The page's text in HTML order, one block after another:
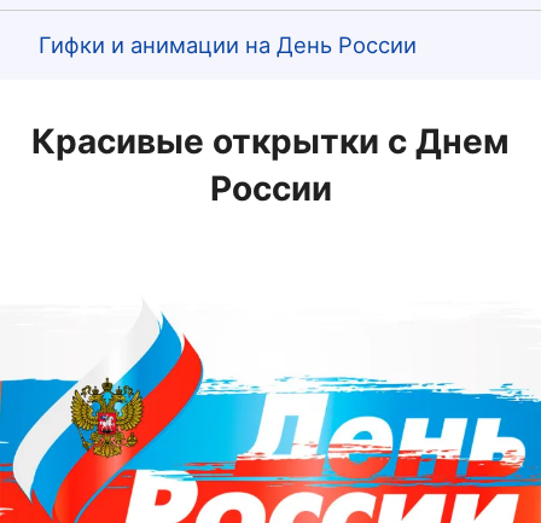
Гифки и анимации на День России
Красивые открытки с Днем
России